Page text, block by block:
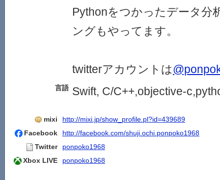
Pythonをつかったデータ分
ングもやってます。
twitterアカウントは
言語 Swift, C/C++,objective-
mixi
http://mixi.jp/show_profile.pl?id=439689
Facebook
http://facebook.com/shuji.ochi.ponpoko1968
Twitter
ponpoko1968
Xbox LIVE
ponpoko1968